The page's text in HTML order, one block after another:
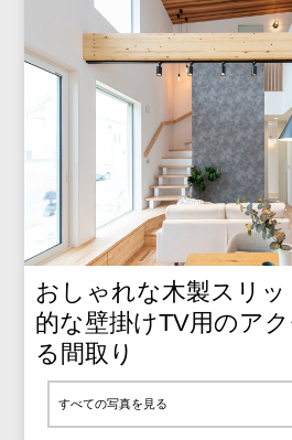
おしゃれな木製スリッ
的な壁掛けTV用のア
る間取り
すべての写真を見る